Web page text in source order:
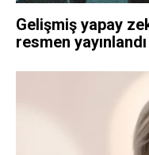
Gelişmiş yapay
resmen yayınlandı